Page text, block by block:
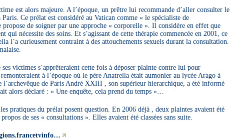
est alors majeure. A l’époque, un prêtre lui recommande d’aller consulter le
Ce prélat est considéré au Vatican comme « le spécialiste de
de soigner par une approche « corporelle ». Il considère en effet que
qui nécessite des soins. Et s’agissant de cette thérapie commencée en 2001, ce
l’a curieusement contraint à des attouchements sexuels durant la consultation.
ses victimes s’apprêteraient cette fois à déposer plainte contre lui pour
à l’époque où le père Anatrella était aumonier au lycée Arago à
l’archevêque de Paris André XXIII , son supérieur hierarchique, a été informé
alors déclaré : « Une enquête, cela prend du temps »…
pratiques du prélat posent question. En 2006 déjà , deux plaintes avaient été
de ses « consultations ». Elles avaient été classées sans suite.